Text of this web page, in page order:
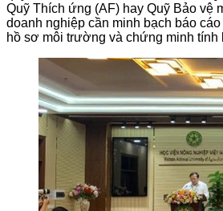
Quỹ Thích ứng (AF) hay Quỹ Bảo vệ
doanh nghiệp cần minh bạch báo
hồ sơ môi trường và chứng minh tính